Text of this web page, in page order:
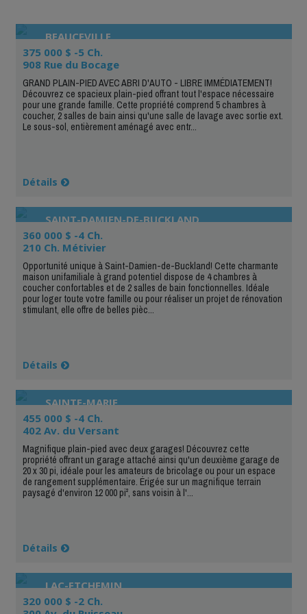
BEAUCEVILLE
375 000 $ -5 Ch.
908 Rue du Bocage
GRAND PLAIN-PIED AVEC ABRI D'AUTO - LIBRE IMMÉDIATEMENT!
Découvrez ce spacieux plain-pied offrant tout l'espace nécessaire
pour une grande famille. Cette propriété comprend 5 chambres à
coucher, 2 salles de bain ainsi qu'une salle de lavage avec sortie ext.
Le sous-sol, entièrement aménagé avec entr...
Détails
SAINT-DAMIEN-DE-BUCKLAND
360 000 $ -4 Ch.
210 Ch. Métivier
Opportunité unique à Saint-Damien-de-Buckland! Cette charmante
maison unifamiliale à grand potentiel dispose de 4 chambres à
coucher confortables et de 2 salles de bain fonctionnelles. Idéale
pour loger toute votre famille ou pour réaliser un projet de rénovation
stimulant, elle offre de belles pièc...
Détails
SAINTE-MARIE
455 000 $ -4 Ch.
402 Av. du Versant
Magnifique plain-pied avec deux garages! Découvrez cette
propriété offrant un garage attaché ainsi qu'un deuxième garage de
20 x 30 pi, idéale pour les amateurs de bricolage ou pour un espace
de rangement supplémentaire. Érigée sur un magnifique terrain
paysagé d'environ 12 000 pi², sans voisin à l'...
Détails
LAC-ETCHEMIN
320 000 $ -2 Ch.